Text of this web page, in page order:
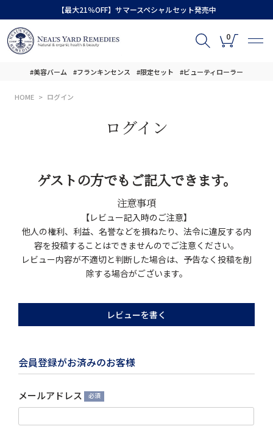
【最大21％OFF】サマースペシャルセット発売中
0
#美容バーム #フランキンセンス #限定セット #ビューティローラー
HOME ログイン
ログイン
ゲストの方でもご記入できます。
注意事項
【レビュー記入時のご注意】
他人の権利、利益、名誉などを損ねたり、法令に違反する内
容を投稿することはできませんのでご注意ください。
レビュー内容が不適切と判断した場合は、予告なく投稿を削
除する場合がございます。
レビューを書く
会員登録がお済みのお客様
メールアドレス
(必
須)